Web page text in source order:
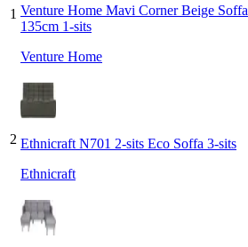
1 Venture Home Mavi Corner Beige Soffa
135cm 1-sits
Venture Home
2 Ethnicraft N701 2-sits Eco Soffa 3-sits
Ethnicraft